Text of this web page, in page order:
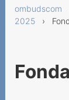
ombudscom
2025 ›